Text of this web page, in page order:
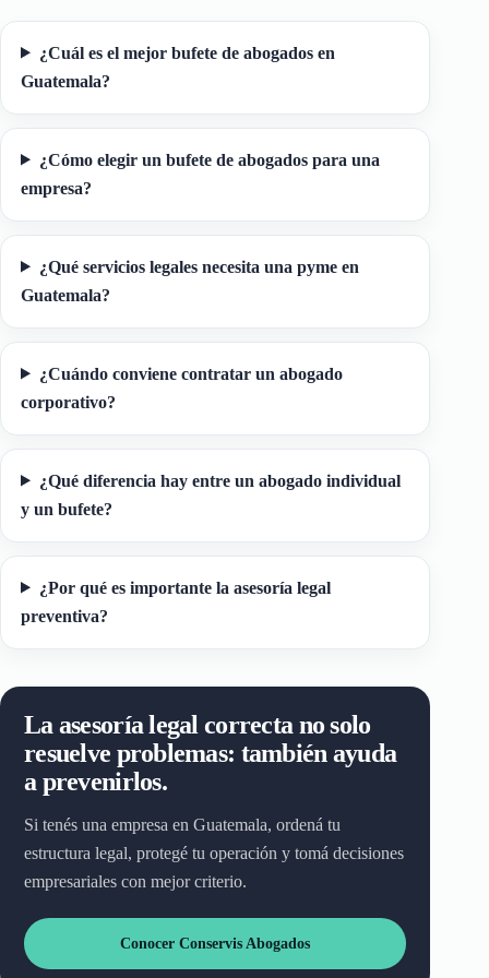
¿Cuál es el mejor bufete de abogados en
Guatemala?
¿Cómo elegir un bufete de abogados para una
empresa?
¿Qué servicios legales necesita una pyme en
Guatemala?
¿Cuándo conviene contratar un abogado
corporativo?
¿Qué diferencia hay entre un abogado individual
y un bufete?
¿Por qué es importante la asesoría legal
preventiva?
La asesoría legal correcta no solo
resuelve problemas: también ayuda
a prevenirlos.
Si tenés una empresa en Guatemala, ordená tu
estructura legal, protegé tu operación y tomá decisiones
empresariales con mejor criterio.
Conocer Conservis Abogados